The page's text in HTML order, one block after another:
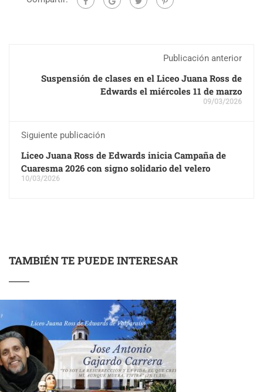
Publicación anterior
Suspensión de clases en el Liceo Juana Ross de
Edwards el miércoles 11 de marzo
09/03/2026
Siguiente publicación
Liceo Juana Ross de Edwards inicia Campaña de
Cuaresma 2026 con signo solidario del velero
10/03/2026
TAMBIÉN TE PUEDE INTERESAR